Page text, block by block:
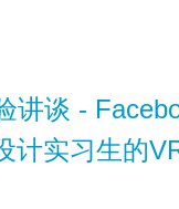
讲谈 -
计实习生的